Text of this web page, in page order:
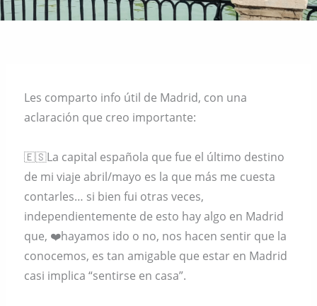
Les comparto info útil de Madrid, con una
aclaración que creo importante:
🇪🇸La capital española que fue el último destino
de mi viaje abril/mayo es la que más me cuesta
contarles… si bien fui otras veces,
independientemente de esto hay algo en Madrid
que, ❤️hayamos ido o no, nos hacen sentir que la
conocemos, es tan amigable que estar en Madrid
casi implica “sentirse en casa”.